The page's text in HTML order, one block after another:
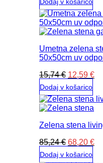
je
bila:
14,96 €.
Umetna zelena
50x50cm uv
15,74€ Izvirna
cena
je
bila:
15,74 €.
12,59 €
Dodaj v košarico
Zelena stena
85,24€ Izvirna
cena
je
68,20 €
Dodaj v košarico